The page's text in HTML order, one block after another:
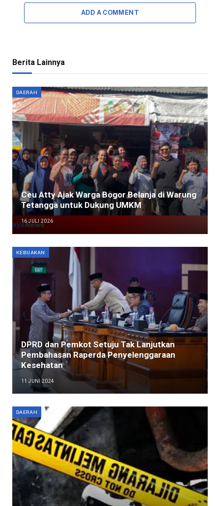
ADD A COMMENT
Berita Lainnya
DAERAH
Ceu Atty Ajak Warga Bogor Belanja di Warung
Tetangga untuk Dukung UMKM
16 JULI 2026
KEBIJAKAN
DPRD dan Pemkot Setuju Tak Lanjutkan
Pembahasan Raperda Penyelenggaraan
Kesehatan
11 JUNI 2024
DAERAH